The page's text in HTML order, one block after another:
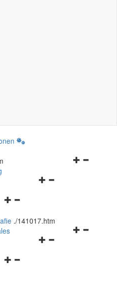
Navigationsmenü
Navigationsmenü
und
schließen
./141017.htm
Navigationsmenü
Navigationsmenü